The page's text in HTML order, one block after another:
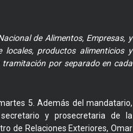
de Alimentos, Empresas, y
locales, productos alimenticios y
tramitación por separado en cada
5. Además del mandatario,
y prosecretaria de la
de Relaciones Exteriores, Omar